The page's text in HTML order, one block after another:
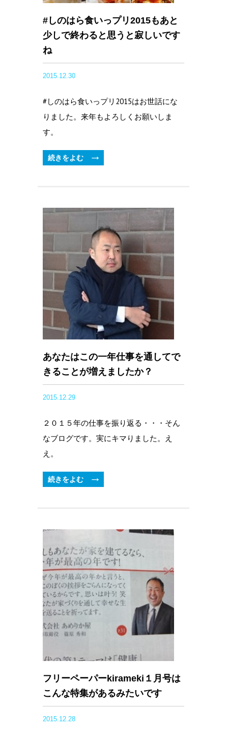
#しのはら食いっプリ2015もあと
少しで終わると思うと寂しいです
ね
2015.12.30
#しのはら食いっプリ2015はお世話にな
りました。来年もよろしくお願いしま
す。
続きをよむ
あなたはこの一年仕事を通してで
きることが増えましたか？
2015.12.29
２０１５年の仕事を振り返る・・・そん
なブログです。実にキマりました。え
え。
続きをよむ
フリーペーパーkirameki１月号は
こんな特集があるみたいです
2015.12.28